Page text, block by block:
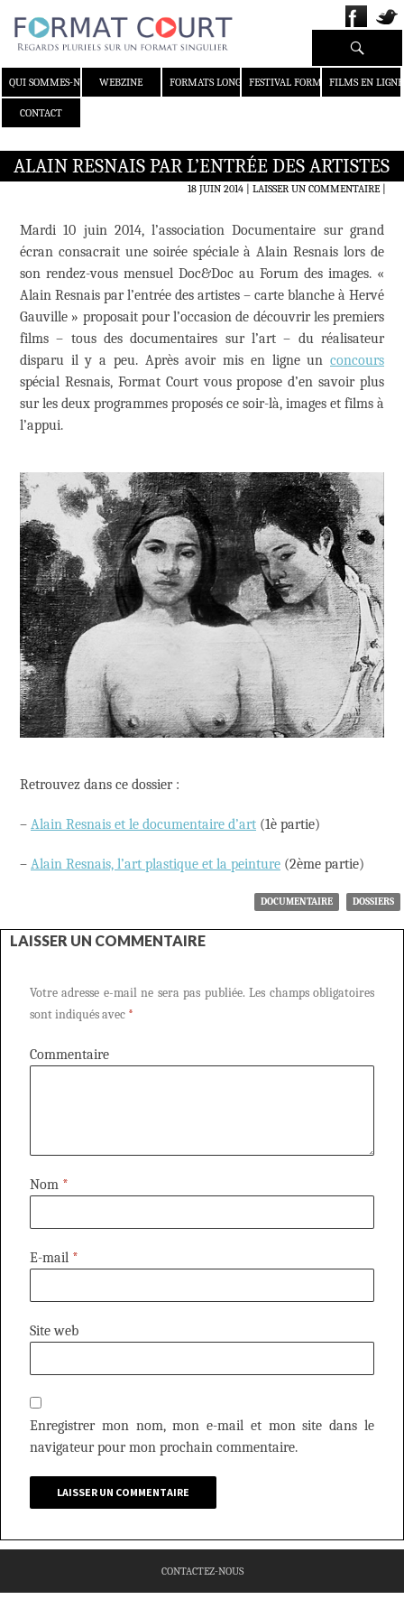
QUI SOMMES-NOUS ?WEBZINE FORMATS LONGS FESTIVAL FORMAT COURT
FILMS EN LIGNE
CONTACT
Recherche
ALAIN RESNAIS PAR L’ENTRÉE DES ARTISTES
18 JUIN 2014 LAISSER UN COMMENTAIRE|
Mardi 10 juin 2014, l’association Documentaire sur grand
écran consacrait une soirée spéciale à Alain Resnais lors de
son rendez-vous mensuel Doc&Doc au Forum des images. «
Alain Resnais par l’entrée des artistes – carte blanche à Hervé
Gauville » proposait pour l’occasion de découvrir les premiers
films – tous des documentaires sur l’art – du réalisateur
disparu il y a peu. Après avoir mis en ligne un concours
spécial Resnais, Format Court vous propose d’en savoir plus
sur les deux programmes proposés ce soir-là, images et films à
l’appui.
Retrouvez dans ce dossier :
– Alain Resnais et le documentaire d’art (1è partie)
– Alain Resnais, l’art plastique et la peinture (2ème partie)
DOCUMENTAIRE DOSSIERS
LAISSER UN COMMENTAIRE
Votre adresse e-mail ne sera pas publiée. Les champs obligatoires
sont indiqués avec *
Commentaire
Nom *
E-mail *
Site web
Enregistrer mon nom, mon e-mail et mon site dans le
navigateur pour mon prochain commentaire.
CONTACTEZ-NOUS